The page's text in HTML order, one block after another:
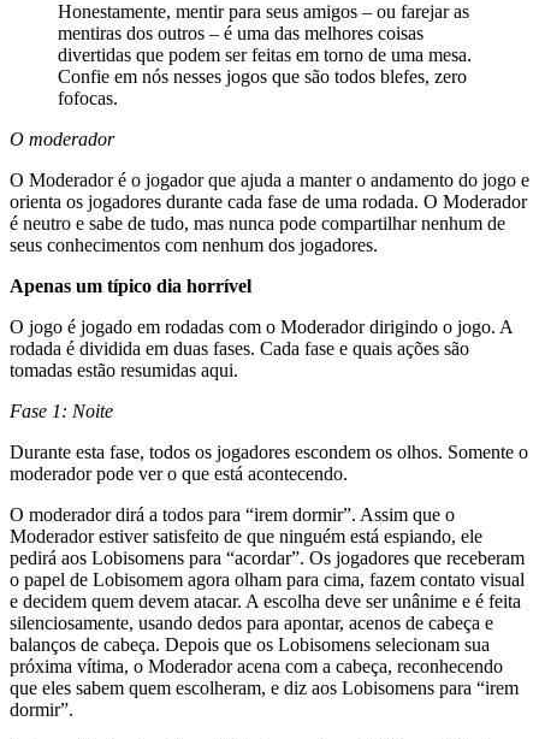
Honestamente, mentir para seus amigos – ou farejar as
mentiras dos outros – é uma das melhores coisas
divertidas que podem ser feitas em torno de uma mesa.
Confie em nós nesses jogos que são todos blefes, zero
fofocas.
O moderador
O Moderador é o jogador que ajuda a manter o andamento do jogo e
orienta os jogadores durante cada fase de uma rodada. O Moderador
é neutro e sabe de tudo, mas nunca pode compartilhar nenhum de
seus conhecimentos com nenhum dos jogadores.
Apenas um típico dia horrível
O jogo é jogado em rodadas com o Moderador dirigindo o jogo. A
rodada é dividida em duas fases. Cada fase e quais ações são
tomadas estão resumidas aqui.
Fase 1: Noite
Durante esta fase, todos os jogadores escondem os olhos. Somente o
moderador pode ver o que está acontecendo.
O moderador dirá a todos para “irem dormir”. Assim que o
Moderador estiver satisfeito de que ninguém está espiando, ele
pedirá aos Lobisomens para “acordar”. Os jogadores que receberam
o papel de Lobisomem agora olham para cima, fazem contato visual
e decidem quem devem atacar. A escolha deve ser unânime e é feita
silenciosamente, usando dedos para apontar, acenos de cabeça e
balanços de cabeça. Depois que os Lobisomens selecionam sua
próxima vítima, o Moderador acena com a cabeça, reconhecendo
que eles sabem quem escolheram, e diz aos Lobisomens para “irem
dormir”.